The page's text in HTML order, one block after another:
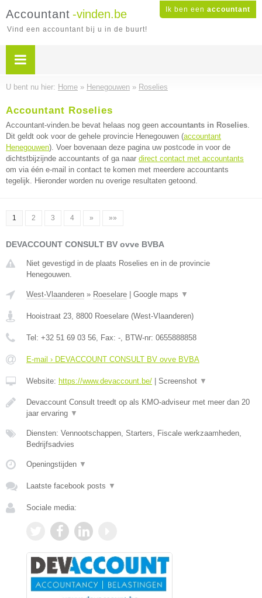
Ik ben een accountant
Accountant -vinden.be
Vind een accountant bij u in de buurt!
U bent nu hier: Home » Henegouwen » Roselies
Accountant Roselies
Accountant-vinden.be bevat helaas nog geen accountants in Roselies.
Dit geldt ook voor de gehele provincie Henegouwen (accountant
Henegouwen). Voer bovenaan deze pagina uw postcode in voor de
dichtstbijzijnde accountants of ga naar direct contact met accountants
om via één e-mail in contact te komen met meerdere accountants
tegelijk. Hieronder worden nu overige resultaten getoond.
1 2 3 4 » »»
DEVACCOUNT CONSULT BV ovve BVBA
Niet gevestigd in de plaats Roselies en in de provincie
Henegouwen.
West-Vlaanderen » Roeselare Google maps ▼
Hooistraat 23, 8800 Roeselare (West-Vlaanderen)
Tel: +32 51 69 03 56, Fax: -, BTW-nr: 0655888858
E-mail › DEVACCOUNT CONSULT BV ovve BVBA
Website: https://www.devaccount.be/ Screenshot ▼
Devaccount Consult treedt op als KMO-adviseur met meer dan 20
jaar ervaring ▼
Diensten: Vennootschappen, Starters, Fiscale werkzaamheden,
Bedrijfsadvies
Openingstijden ▼
Laatste facebook posts ▼
Sociale media: